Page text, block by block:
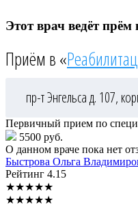
Этот врач ведёт
Приём в «
пр-т Энгельса д. 107,
Первичный прием по
5500 руб.
О данном враче пока нет
Быстрова Ольга
Рейтинг 4.15
★★★★★
★★★★★